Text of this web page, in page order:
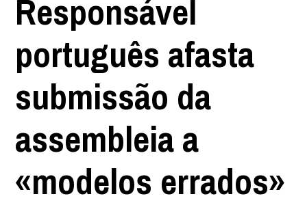
Responsável
português afasta
submissão da
assembleia a
«modelos errados»